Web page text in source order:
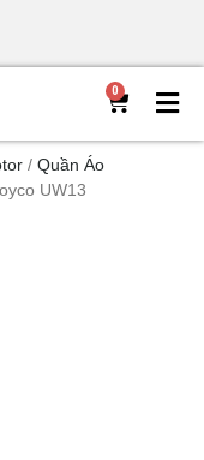
0
/ Quần Áo
UW13